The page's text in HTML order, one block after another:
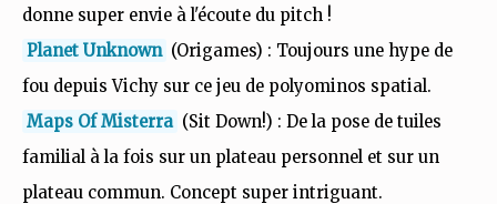
donne super envie à l'écoute du pitch !
Planet Unknown (Origames) : Toujours une hype de
fou depuis Vichy sur ce jeu de polyominos spatial.
Maps Of Misterra (Sit Down!) : De la pose de tuiles
familial à la fois sur un plateau personnel et sur un
plateau commun. Concept super intriguant.